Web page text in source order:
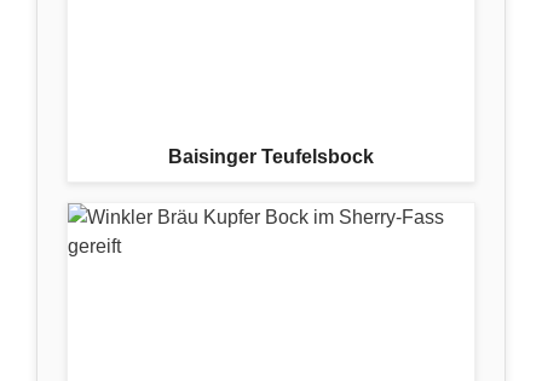
Baisinger Teufelsbock